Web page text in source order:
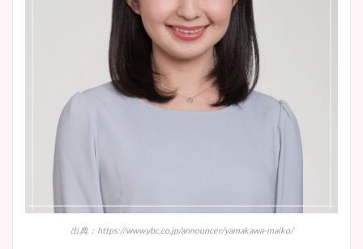
出典：https://www.ybc.co.jp/announcer/yamakawa-maiko/